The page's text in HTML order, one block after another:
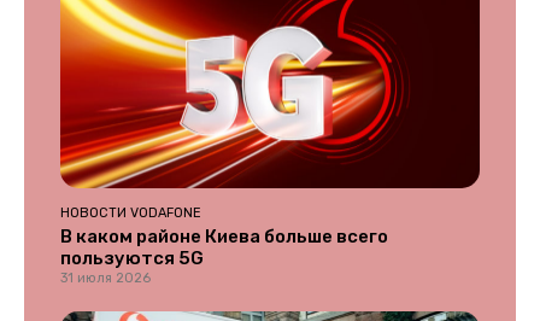
НОВОСТИ VODAFONE
В каком районе Киева больше всего
пользуются 5G
31 июля 2026